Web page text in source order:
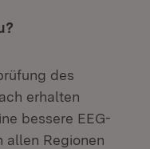
des
erhalten
bessere EEG-
allen Regionen